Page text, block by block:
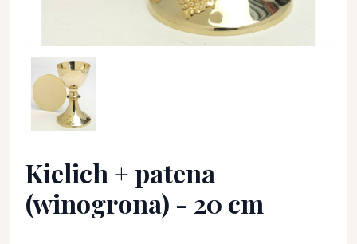
Kielich + patena (winogrona) - 20 cm - KIELICHY MSZALNE
Kielich + patena
(winogrona) - 20 cm